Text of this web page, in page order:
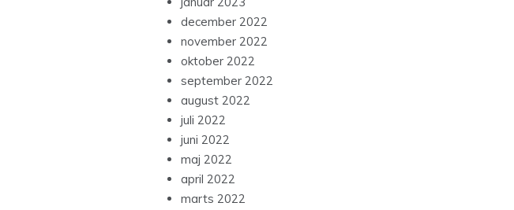
december 2022
november 2022
oktober 2022
september 2022
august 2022
juli 2022
juni 2022
maj 2022
april 2022
marts 2022